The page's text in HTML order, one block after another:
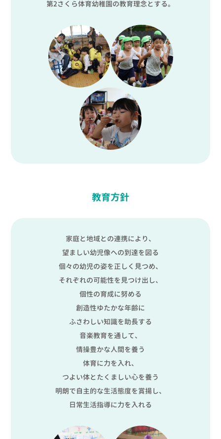
第2さくら体育幼稚園の教育理念とする。
教育方針
家庭と地域との連携により、
望ましい幼児像への到達を図る
個々の幼児の姿を正しく見つめ、
それぞれの可能性を見つけ出し、
個性の育成に努める
創造性ゆたかな年齢に
ふさわしい知識を助長する
音楽教育を通して、
情操豊かな人間を養う
体育に力を入れ、
つよい体とたくましい心を養う
明朗で自主的な生活態度を賞揚し、
日常生活指導に力を入れる